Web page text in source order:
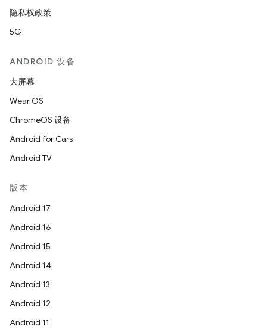
隐私权政策
5G
ANDROID 设备
大屏幕
Wear OS
ChromeOS 设备
Android for Cars
Android TV
版本
Android 17
Android 16
Android 15
Android 14
Android 13
Android 12
Android 11